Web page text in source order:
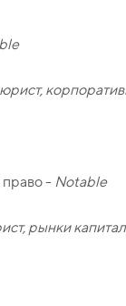
- Notable
рынки